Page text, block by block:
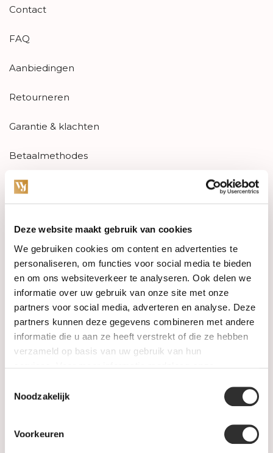
Deze website maakt gebruik van cookies
We gebruiken cookies om content en advertenties te
personaliseren, om functies voor social media te bieden
en om ons websiteverkeer te analyseren. Ook delen we
informatie over uw gebruik van onze site met onze
partners voor social media, adverteren en analyse. Deze
partners kunnen deze gegevens combineren met andere
informatie die u aan ze heeft verstrekt of die ze hebben
verzameld op basis van uw gebruik van hun
Noodzakelijk
Voorkeuren
Contact
FAQ
Aanbiedingen
Retourneren
Garantie & klachten
Betaalmethodes
Sitemap
Categories
Watches
Jewellery
Wedding rings
PRE-OWNED
Maatwerk